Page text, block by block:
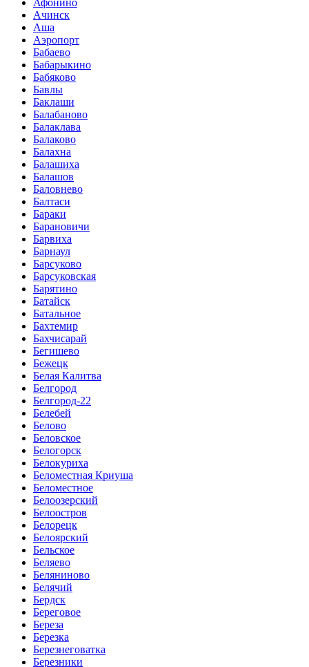
Ачинск
Аша
Аэропорт
Бабаево
Бабарыкино
Бабяково
Бавлы
Баклаши
Балабаново
Балаклава
Балаково
Балахна
Балашиха
Балашов
Баловнево
Балтаси
Бараки
Барановичи
Барвиха
Барнаул
Барсуково
Барсуковская
Барятино
Батайск
Батальное
Бахтемир
Бахчисарай
Бегишево
Бежецк
Белая Калитва
Белгород
Белгород-22
Белебей
Белово
Беловское
Белогорск
Белокуриха
Беломестная Криуша
Беломестное
Белоозерский
Белоостров
Белорецк
Белоярский
Бельское
Беляево
Беляниново
Белячий
Бердск
Береговое
Береза
Березка
Березнеговатка
Березники